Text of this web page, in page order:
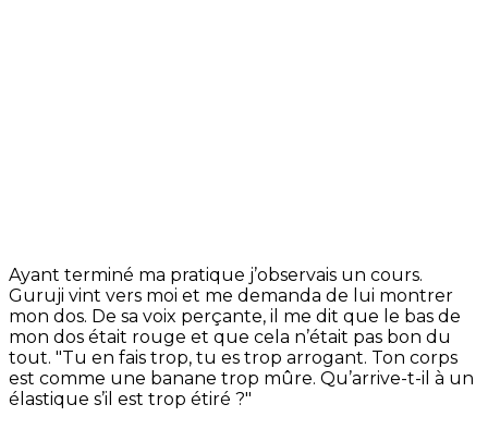
Ayant terminé ma pratique j’observais un cours.
Guruji vint vers moi et me demanda de lui montrer
mon dos. De sa voix perçante, il me dit que le bas de
mon dos était rouge et que cela n’était pas bon du
tout. "Tu en fais trop, tu es trop arrogant. Ton corps
est comme une banane trop mûre. Qu’arrive-t-il à un
élastique s’il est trop étiré ?"